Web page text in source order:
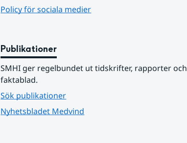
Policy för sociala medier
Publikationer
SMHI ger regelbundet ut tidskrifter, rapporter och
faktablad.
Sök publikationer
Nyhetsbladet Medvind